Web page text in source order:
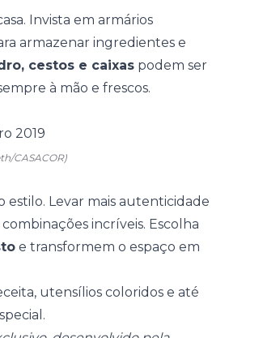
Invista em armários
armazenar ingredientes e
cestos e caixas podem ser
à mão e frescos.
CASACOR)
estilo. Levar mais autenticidade
incríveis. Escolha
e transformem o espaço em
, utensílios coloridos e até